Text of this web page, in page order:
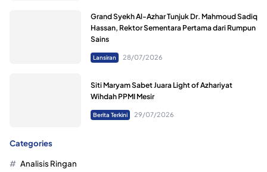
Grand Syekh Al-Azhar Tunjuk Dr. Mahmoud Sadiq
Hassan, Rektor Sementara Pertama dari Rumpun
Sains
Lansiran 28/07/2026
Siti Maryam Sabet Juara Light of Azhariyat
Wihdah PPMI Mesir
Berita Terkini 29/07/2026
Categories
Analisis Ringan